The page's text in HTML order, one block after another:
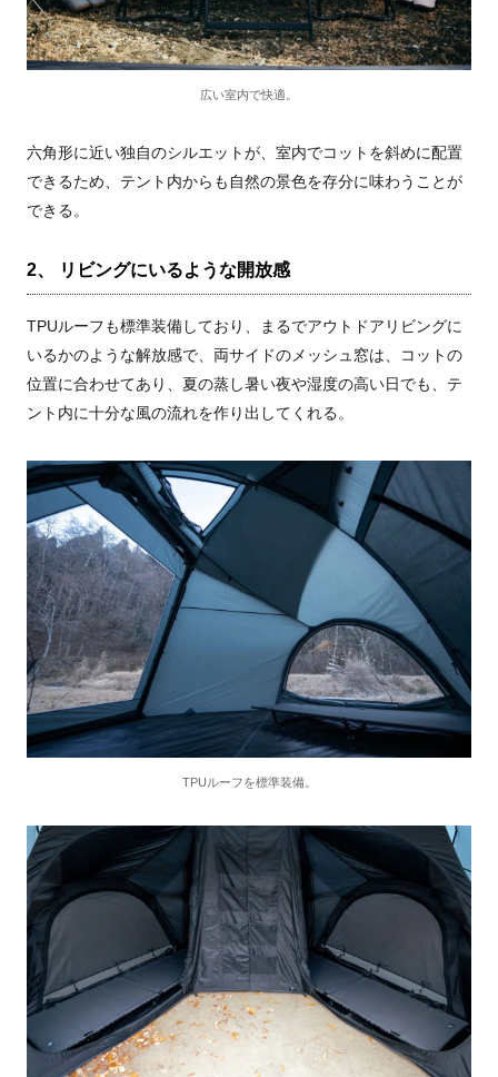
広い室内で快適。
六角形に近い独自のシルエットが、室内でコットを斜めに配置
できるため、テント内からも自然の景色を存分に味わうことが
できる。
2、 リビングにいるような開放感
TPUルーフも標準装備しており、まるでアウトドアリビングに
いるかのような解放感で、両サイドのメッシュ窓は、コットの
位置に合わせてあり、夏の蒸し暑い夜や湿度の高い日でも、テ
ント内に十分な風の流れを作り出してくれる。
TPUルーフを標準装備。